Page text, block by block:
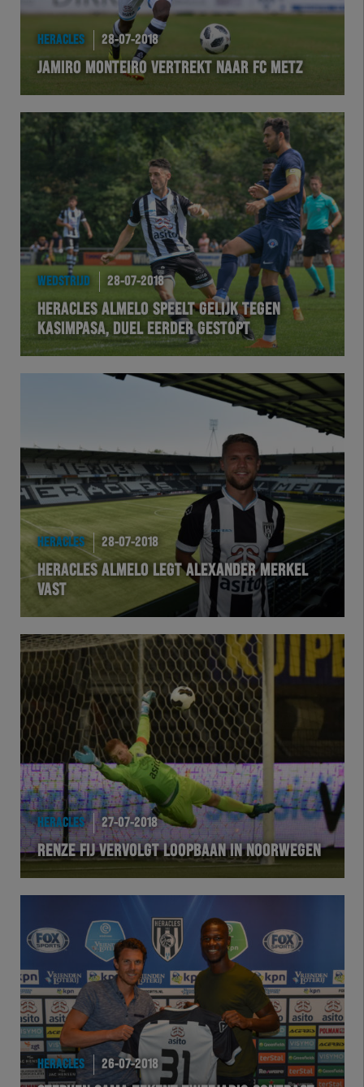
HERACLES 28-07-2018
JAMIRO MONTEIRO VERTREKT NAAR FC METZ
WEDSTRIJD 28-07-2018
HERACLES ALMELO SPEELT GELIJK TEGEN
KASIMPASA, DUEL EERDER GESTOPT
HERACLES 28-07-2018
HERACLES ALMELO LEGT ALEXANDER MERKEL
VAST
HERACLES 27-07-2018
RENZE FIJ VERVOLGT LOOPBAAN IN NOORWEGEN
HERACLES 26-07-2018